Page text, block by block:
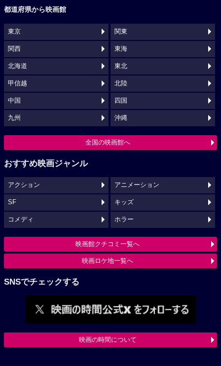
都道府県から映画館
東京 関東
関西 東海
北海道 東北
甲信越 北陸
中国 四国
九州 沖縄
全国の映画館へ
おすすめ映画ジャンル
アクション アニメーション
SF キッズ
コメディ ホラー
映画館クチコミ一覧へ
映画ロケ地一覧へ
SNSでチェックする
映画の時間について